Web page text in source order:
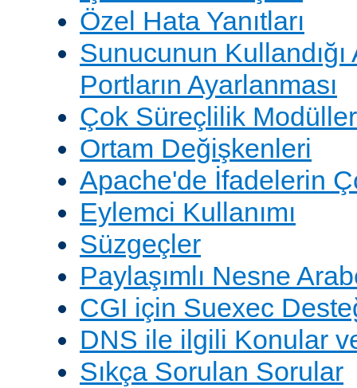
Özel Hata Yanıtları
Sunucunun
Portların Ayarlanması
Çok Süreçlilik
Ortam Değişkenleri
Apache'de İfadelerin
Eylemci Kullanımı
Süzgeçler
Paylaşımlı Nesne
CGI için Suexec
DNS ile ilgili Konular
Sıkça Sorulan Sorular